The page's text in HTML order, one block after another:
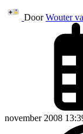
Door Wouter
november 2008